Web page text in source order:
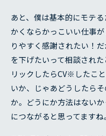
あと、僕は基本的にモテ
かくならかっこいい仕事
りやすく感謝されたい！
を下げたいって相談され
リックしたらCV※したこ
いか、じゃあどうしたら
か。どうにか方法はない
につながると思ってますね。